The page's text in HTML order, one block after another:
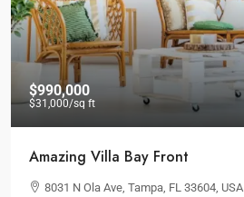
$990,000
$31,000/sq ft
Amazing Villa Bay Front
8031 N Ola Ave, Tampa, FL 33604, USA